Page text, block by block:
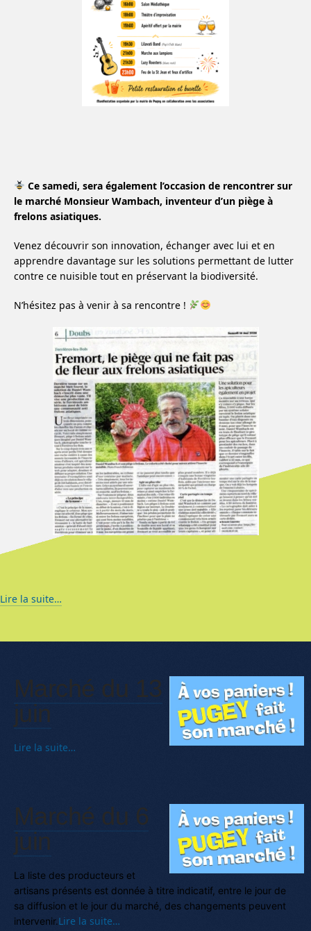
Ce samedi, sera également l’occasion de rencontrer sur
le marché Monsieur Wambach, inventeur d’un piège à
frelons asiatiques.
Venez découvrir son innovation, échanger avec lui et en
apprendre davantage sur les solutions permettant de lutter
contre ce nuisible tout en préservant la biodiversité.
N’hésitez pas à venir à sa rencontre !
Lire la suite…
Marché du 13
juin
Lire la suite…
Marché du 6
juin
La liste des producteurs et
artisans présents est donnée à titre indicatif, entre le jour de
sa diffusion et le jour du marché, des changements peuvent
intervenir.Lire la suite…